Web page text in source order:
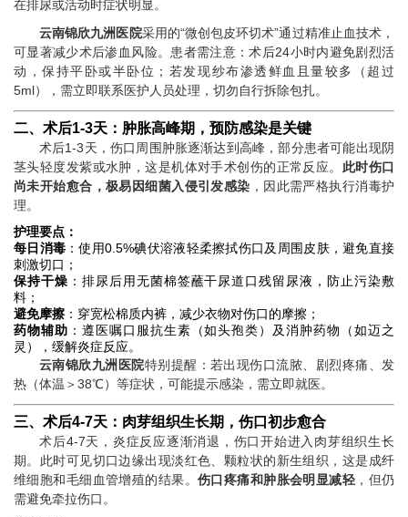
在排尿或活动时症状明显。
云南锦欣九洲医院采用的“微创包皮环切术”通过精准止血技术，
可显著减少术后渗血风险。患者需注意：术后24小时内避免剧烈活
动，保持平卧或半卧位；若发现纱布渗透鲜血且量较多（超过
5ml），需立即联系医护人员处理，切勿自行拆除包扎。
二、术后1-3天：肿胀高峰期，预防感染是关键
术后1-3天，伤口周围肿胀逐渐达到高峰，部分患者可能出现阴
茎头轻度发紫或水肿，这是机体对手术创伤的正常反应。 此时伤口
尚未开始愈合，极易因细菌入侵引发感染 ，因此需严格执行消毒护
理。
护理要点：
每日消毒 ：使用0.5%碘伏溶液轻柔擦拭伤口及周围皮肤，避免直接
刺激切口；
保持干燥 ：排尿后用无菌棉签蘸干尿道口残留尿液，防止污染敷
料；
避免摩擦 ：穿宽松棉质内裤，减少衣物对伤口的摩擦；
药物辅助 ：遵医嘱口服抗生素（如头孢类）及消肿药物（如迈之
灵），缓解炎症反应。
云南锦欣九洲医院特别提醒：若出现伤口流脓、剧烈疼痛、发
热（体温＞38℃）等症状，可能提示感染，需立即就医。
三、术后4-7天：肉芽组织生长期，伤口初步愈合
术后4-7天，炎症反应逐渐消退，伤口开始进入肉芽组织生长
期。此时可见切口边缘出现淡红色、颗粒状的新生组织，这是成纤
维细胞和毛细血管增殖的结果。 伤口疼痛和肿胀会明显减轻 ，但仍
需避免牵拉伤口。